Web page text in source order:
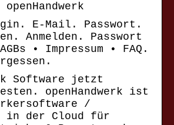
E-Mail. Passwort.
Anmelden. Passwort
• Impressum • FAQ.
Software jetzt
openHandwerk ist
/
in der Cloud für